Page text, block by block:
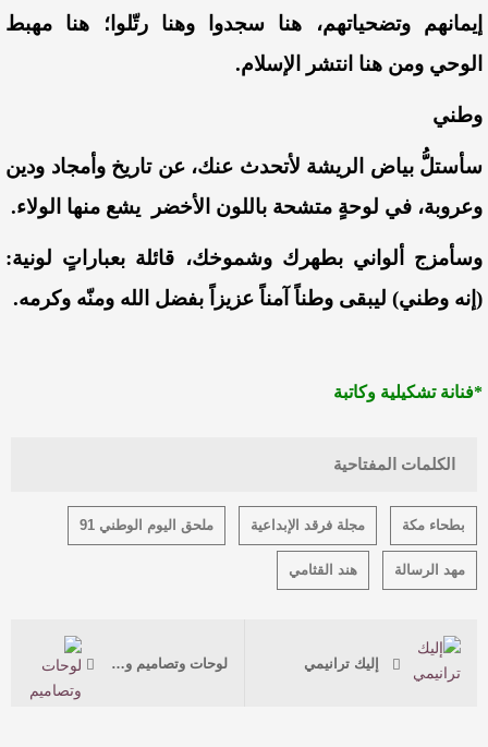
إيمانهم وتضحياتهم، هنا سجدوا وهنا رتّلوا؛ هنا مهبط
الوحي ومن هنا انتشر الإسلام.
وطني
سأستلُّ بياض الريشة لأتحدث عنك، عن تاريخ وأمجاد ودين
وعروبة، في لوحةٍ متشحة باللون الأخضر يشع منها الولاء.
وسأمزج ألواني بطهرك وشموخك، قائلة بعباراتٍ لونية:
(إنه وطني) ليبقى وطناً آمناً عزيزاً بفضل الله ومنّه وكرمه.
*فنانة تشكيلية وكاتبة
الكلمات المفتاحية
بطحاء مكة مجلة فرقد الإبداعية ملحق اليوم الوطني 91
مهد الرسالة هند القثامي
إليك ترانيمي لوحات وتصاميم وطنية